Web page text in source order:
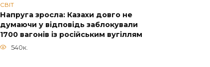
СВІТ
Напруга зросла: Казахи довго не
думаючи у відповідь заблокували
1700 вагонів із російським вугіллям
540к.